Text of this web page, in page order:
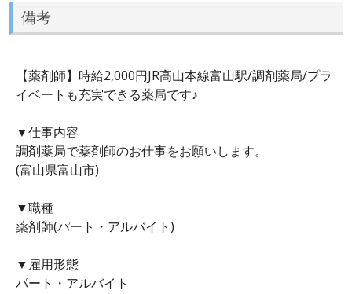
備考
【薬剤師】時給2,000円JR高山本線富山駅/調剤薬局/プラ
イベートも充実できる薬局です♪
▼仕事内容
調剤薬局で薬剤師のお仕事をお願いします。
(富山県富山市)
▼職種
薬剤師(パート・アルバイト)
▼雇用形態
パート・アルバイト